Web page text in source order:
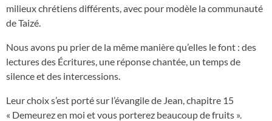
milieux chrétiens différents, avec pour modèle la communauté
de Taizé.
Nous avons pu prier de la même manière qu’elles le font : des
lectures des Écritures, une réponse chantée, un temps de
silence et des intercessions.
Leur choix s’est porté sur l’évangile de Jean, chapitre 15
« Demeurez en moi et vous porterez beaucoup de fruits ».